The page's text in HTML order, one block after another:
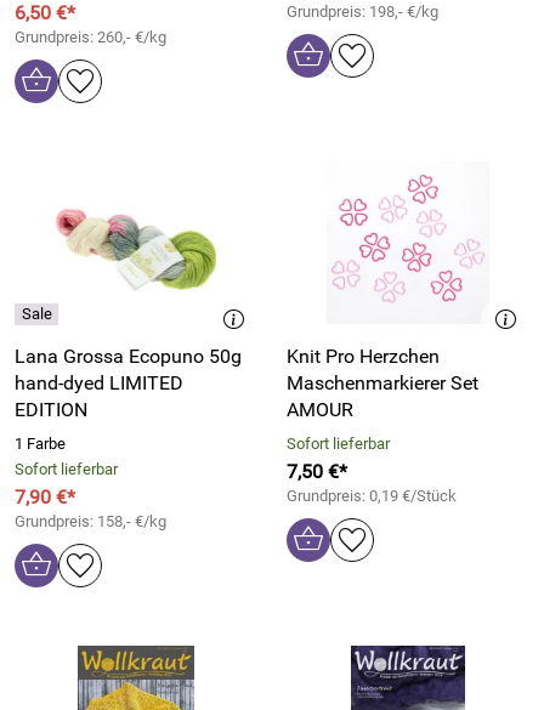
6,50 €*
Grundpreis: 260,- €/kg
Grundpreis: 198,- €/kg
Lana Grossa Ecopuno 50g
hand-dyed LIMITED
EDITION
1 Farbe
Sofort lieferbar
7,90 €*
Grundpreis: 158,- €/kg
Knit Pro Herzchen
Maschenmarkierer Set
AMOUR
Sofort lieferbar
7,50 €*
Grundpreis: 0,19 €/Stück